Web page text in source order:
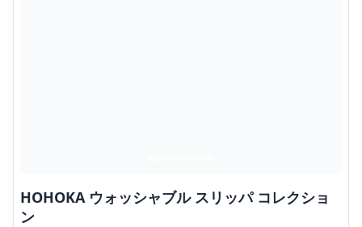
HOHOKA ウォッシャブル スリッパ コレクショ
ン